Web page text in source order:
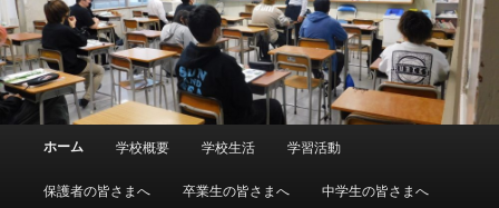
メ
イ
ホーム 学校概要 学校生活 学習活動
保護者の皆さまへ 卒業生の皆さまへ 中学生の皆さまへ